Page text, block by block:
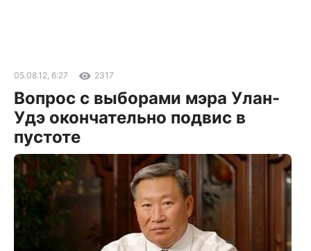
05.08.12, 6:27 2317
Вопрос с выборами мэра Улан-
Удэ окончательно подвис в
пустоте